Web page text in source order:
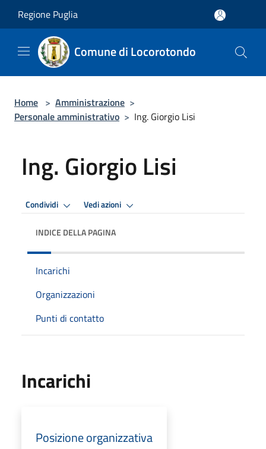
Regione Puglia
Comune di Locorotondo
Home > Amministrazione >
Personale amministrativo > Ing. Giorgio Lisi
Ing. Giorgio Lisi
Condividi Vedi azioni
INDICE DELLA PAGINA
Incarichi
Organizzazioni
Punti di contatto
Incarichi
Posizione organizzativa